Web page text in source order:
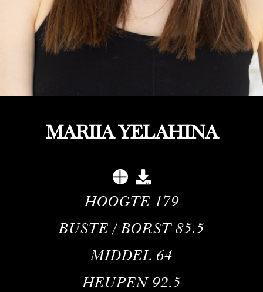
MARIIA YELAHINA
HOOGTE 179
BUSTE / BORST 85.5
MIDDEL 64
HEUPEN 92.5